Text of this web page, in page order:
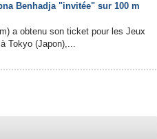
Benhadja "invitée" sur 100 m
a obtenu son ticket pour les Jeux
Tokyo (Japon),...